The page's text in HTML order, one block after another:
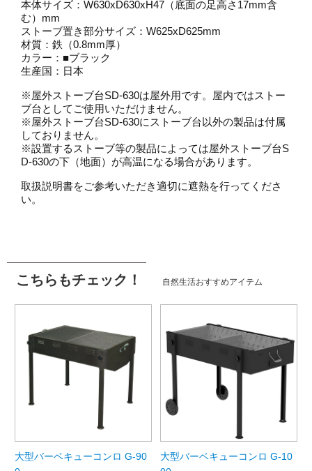
本体サイズ：W630xD630xH47（底面の足高さ17mm含
む）mm
ストーブ置き部分サイズ：W625xD625mm
材質：鉄（0.8mm厚）
カラー：■ブラック
生産国：日本
※屋外ストーブ台SD-630は屋外用です。屋内ではストー
ブ台としてご使用いただけません。
※屋外ストーブ台SD-630にストーブ台以外の製品は付属
しておりません。
※設置するストーブ等の製品によっては屋外ストーブ台S
D-630の下（地面）が高温になる場合があります。
取扱説明書をご参考いただき適切に遮熱を行ってくださ
い。
こちらもチェック！ 自然生活おすすめアイテム
大型バーベキューコンロ G-90
大型バーベキューコンロ G-10